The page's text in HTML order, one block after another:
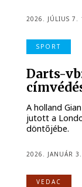
2026. JÚLIUS 7.
SPORT
Darts-
A holland
jutott a
döntőjébe.
2026. JANUÁR
VEDAC